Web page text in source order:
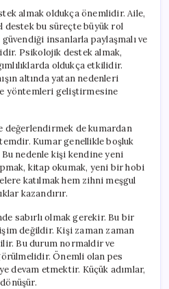
almak oldukça önemlidir. Aile,
destek bu süreçte büyük rol
insanlarla paylaşmalı ve
Psikolojik destek almak,
oldukça etkilidir.
altında yatan nedenleri
yöntemleri geliştirmesine
değerlendirmek de kumardan
Kumar genellikle boşluk
nedenle kişi kendine yeni
kitap okumak, yeni bir hobi
katılmak hem zihni meşgul
kazandırır.
sabırlı olmak gerekir. Bu bir
değildir. Kişi zaman zaman
Bu durum normaldir ve
Önemli olan pes
devam etmektir. Küçük adımlar,